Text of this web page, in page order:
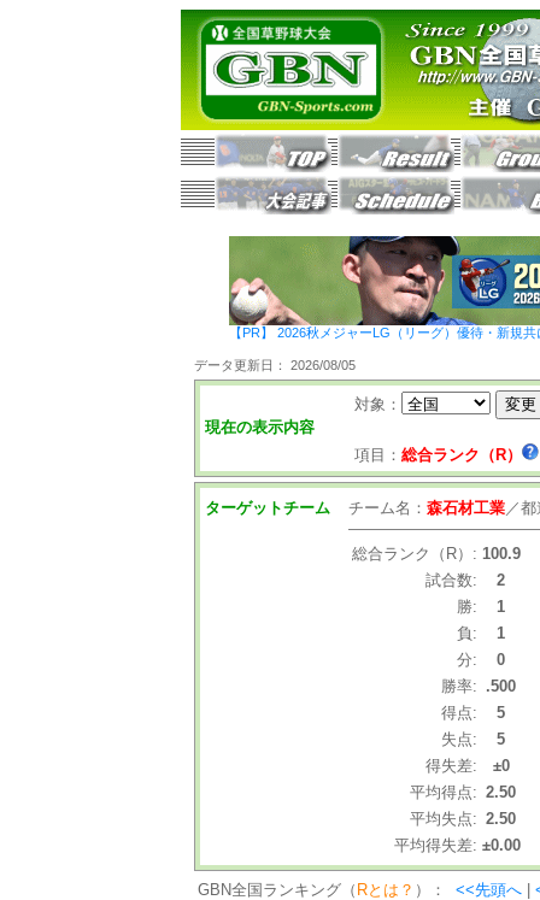
【PR】 2026秋メジャーLG（リーグ）優待・新規
データ更新日： 2026/08/05
現在の表示内容
対象：
項目： 総合ランク（R）
ターゲットチーム チーム名： 森石材工業／都
総合ランク（R）: 100.9
試合数:
2
勝:
1
負:
1
分:
0
勝率: .500
得点:
5
失点:
5
得失差:
±0
平均得点: 2.50
平均失点: 2.50
平均得失差: ±0.00
GBN全国ランキング（ Rとは？ ）： <<先頭へ